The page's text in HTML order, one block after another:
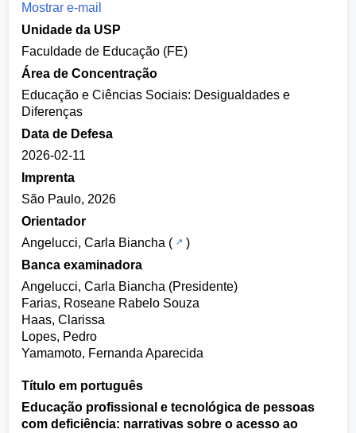
Mostrar e-mail
Unidade da USP
Faculdade de Educação (FE)
Área de Concentração
Educação e Ciências Sociais: Desigualdades e
Diferenças
Data de Defesa
2026-02-11
Imprenta
São Paulo, 2026
Orientador
Angelucci, Carla Biancha (
)
Banca examinadora
Angelucci, Carla Biancha (Presidente)
Farias, Roseane Rabelo Souza
Haas, Clarissa
Lopes, Pedro
Yamamoto, Fernanda Aparecida
Título em português
Educação profissional e tecnológica de pessoas
com deficiência: narrativas sobre o acesso ao